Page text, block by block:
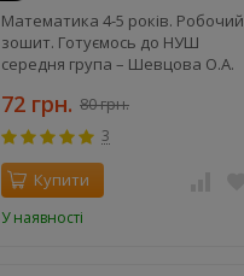
Математика 4-5 років. Робочий
зошит. Готуємось до НУШ
середня група – Шевцова О.А.
72 грн. 80 грн.
3
Купити
У наявності